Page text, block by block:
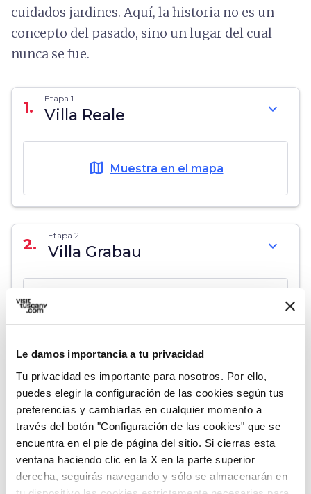
Le damos importancia a tu privacidad
Tu privacidad es importante para nosotros. Por ello,
puedes elegir la configuración de las cookies según tus
preferencias y cambiarlas en cualquier momento a
través del botón "Configuración de las cookies" que se
encuentra en el pie de página del sitio. Si cierras esta
ventana haciendo clic en la X en la parte superior
derecha, seguirás navegando y sólo se almacenarán en
cuidados jardines. Aquí, la historia no es un
concepto del pasado, sino un lugar del cual
nunca se fue.
1. Etapa 1
Villa Reale expand_more
map Muestra en el mapa
2. Etapa 2
Villa Grabau expand_more
3. Etapa 3
Villa Torrigiani expand_more
map Muestra en el mapa